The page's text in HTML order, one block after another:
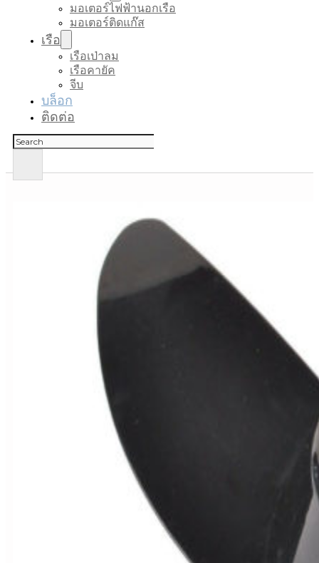
มอเตอร์ไฟฟ้านอกเรือ
มอเตอร์ติดแก๊ส
เรือ
เรือเป่าลม
เรือคายัค
จีบ
บล็อก
ติดต่อ
ค้นหา